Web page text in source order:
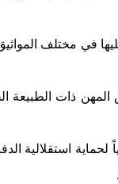
في مختلف المواثيق
ذات الطبيعة
استقلالية